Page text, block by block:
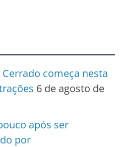
começa nesta
6 de agosto de
após ser
por